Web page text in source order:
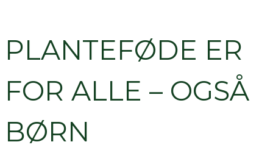
PLANTEFØDE ER
FOR ALLE – OGSÅ
BØRN